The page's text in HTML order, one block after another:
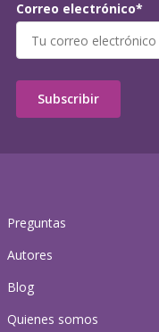
Preguntas
Autores
Blog
Quienes somos
Correo electrónico*
Subscribir